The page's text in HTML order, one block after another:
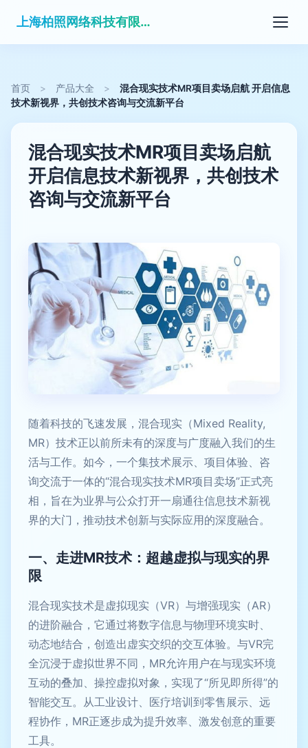
上海柏照网络科技有限公司
首页 > 产品大全 >
混合现实技术MR项目卖场启航 开启信息
技术新视界，共创技术咨询与交流新平台
混合现实技术MR项目卖场启航
开启信息技术新视界，共创技术
咨询与交流新平台
随着科技的飞速发展，混合现实（Mixed Reality,
MR）技术正以前所未有的深度与广度融入我们的生
活与工作。如今，一个集技术展示、项目体验、咨
询交流于一体的“混合现实技术MR项目卖场”正式亮
相，旨在为业界与公众打开一扇通往信息技术新视
界的大门，推动技术创新与实际应用的深度融合。
一、走进MR技术：超越虚拟与现实的界
限
混合现实技术是虚拟现实（VR）与增强现实（AR）
的进阶融合，它通过将数字信息与物理环境实时、
动态地结合，创造出虚实交织的交互体验。与VR完
全沉浸于虚拟世界不同，MR允许用户在与现实环境
互动的叠加、操控虚拟对象，实现了“所见即所得”的
智能交互。从工业设计、医疗培训到零售展示、远
程协作，MR正逐步成为提升效率、激发创意的重要
工具。